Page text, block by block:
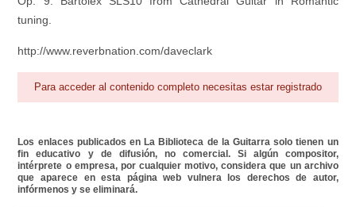
tuning.
http://www.reverbnation.com/daveclark
Para acceder al contenido completo necesitas estar registrado
Los enlaces publicados en La Biblioteca de la Guitarra solo tienen un
fin educativo y de difusión, no comercial. Si algún compositor,
intérprete o empresa, por cualquier motivo, considera que un archivo
que aparece en esta página web vulnera los derechos de autor,
infórmenos y se eliminará.